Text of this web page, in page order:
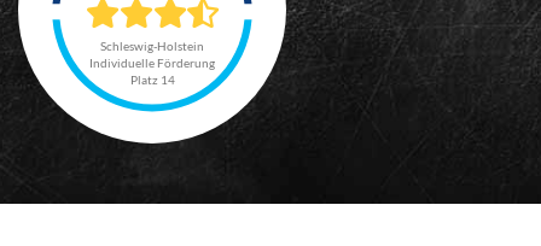
Schleswig-Holstein
Individuelle Förderung
Platz 14